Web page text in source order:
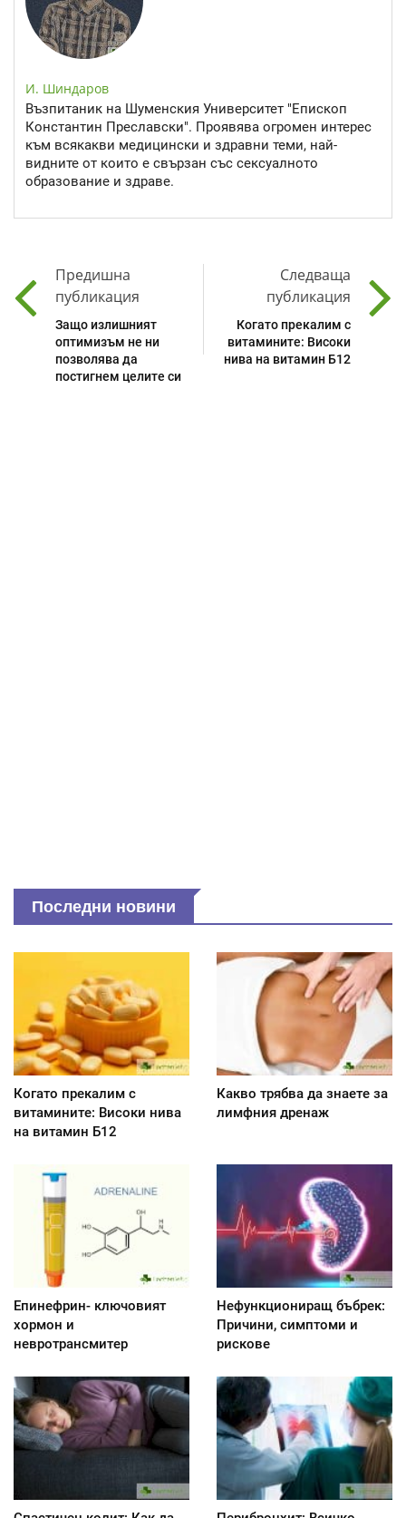
И. Шиндаров
Възпитаник на Шуменския Университет "Епископ
Константин Преславски". Проявява огромен интерес
към всякакви медицински и здравни теми, най-
видните от които е свързан със сексуалното
образование и здраве.
Предишна
публикация
Защо излишният
оптимизъм не ни
позволява да
постигнем целите си
Следваща
публикация
Когато прекалим с
витамините: Високи
нива на витамин Б12
Последни новини
Когато прекалим с
витамините: Високи нива
на витамин Б12
Какво трябва да знаете за
лимфния дренаж
Епинефрин- ключовият
хормон и
невротрансмитер
Нефункциониращ бъбрек:
Причини, симптоми и
рискове